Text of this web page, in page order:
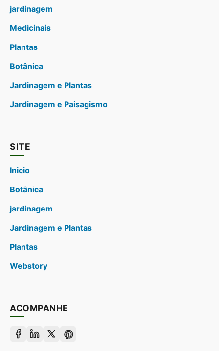
jardinagem
Medicinais
Plantas
Botânica
Jardinagem e Plantas
Jardinagem e Paisagismo
SITE
Inicio
Botânica
jardinagem
Jardinagem e Plantas
Plantas
Webstory
ACOMPANHE